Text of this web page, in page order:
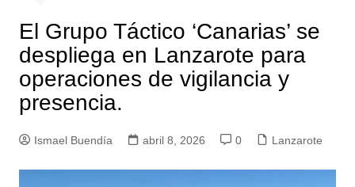
El Grupo Táctico ‘Canarias’ se
despliega en Lanzarote para
operaciones de vigilancia y
presencia.
Ismael Buendía abril 8, 2026 0 Lanzarote